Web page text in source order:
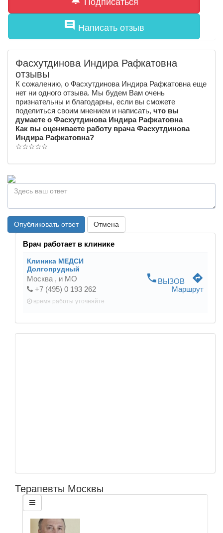
comment Написать отзыв
Фасхутдинова Индира Рафкатовна
отзывы
К сожалению, о Фасхутдинова Индира Рафкатовна еще
нет ни одного отзыва. Мы будем Вам очень
признательны и благодарны, если вы сможете
поделиться своим мнением и написать, что вы
думаете о Фасхутдинова Индира Рафкатовна
Как вы оцениваете работу врача Фасхутдинова
Индира Рафкатовна?
☆☆☆☆☆
Опубликовать ответ Отмена
Врач работает в клинике
Клиника МЕДСИ
Долгопрудный
Москва , и МО
+7 (495) 0 193 262
время работы уточняйте
phone ВЫЗОВ directions
Маршрут
Терапевты Москвы